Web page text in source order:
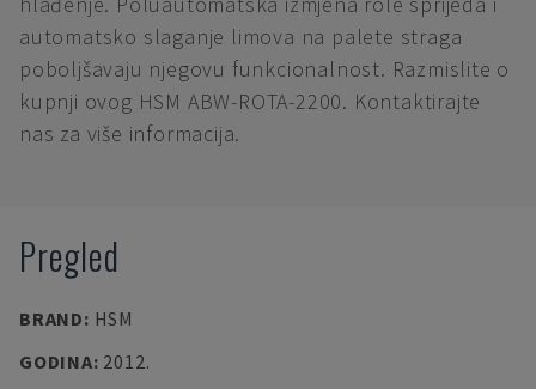
automatsko slaganje limova na palete straga
poboljšavaju njegovu funkcionalnost. Razmislite o
kupnji ovog HSM ABW-ROTA-2200. Kontaktirajte
nas za više informacija.
Pregled
BRAND: HSM
GODINA: 2012.